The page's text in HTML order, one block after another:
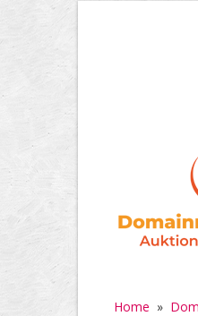
Home »